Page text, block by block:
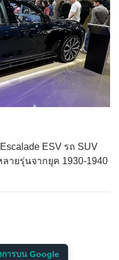
ESV รถ SUV
ายรุ่นจากยุค 1930-1940
การบน Google